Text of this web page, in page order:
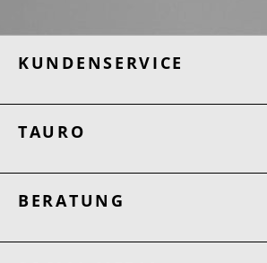
KUNDENSERVICE
TAURO
BERATUNG